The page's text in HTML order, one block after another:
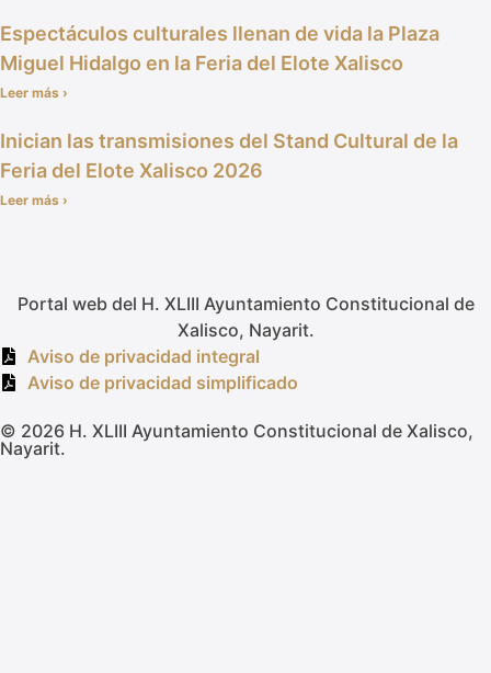
Espectáculos culturales llenan de vida la Plaza
Miguel Hidalgo en la Feria del Elote Xalisco
Leer más ›
Inician las transmisiones del Stand Cultural de la
Feria del Elote Xalisco 2026
Leer más ›
Portal web del H. XLIII Ayuntamiento Constitucional de
Xalisco, Nayarit.
Aviso de privacidad integral
Aviso de privacidad simplificado
© 2026 H. XLIII Ayuntamiento Constitucional de Xalisco,
Nayarit.